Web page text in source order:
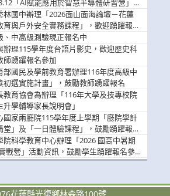
「AI賦能應用於智慧半導體研習營」，
參加
林國中辦理「2026面山面海論壇－花蓮
與戶外安全實務課程」，歡迎踴躍報名
、中高級測驗現正報名中
辦理115學年度台語片影史，歡迎歷史科
師踴躍報名參加
部國民及學前教育署辦理116年度高級中
初選實施計畫」，鼓勵教師踴躍報名
教育協會為辦理「116年大學及技專校院
學輔導家長說明會」
國家兩廳院115學年度上學期「廳院學計
」及「一日體驗課程」，鼓勵踴躍報名
院科學教育中心辦理「2026 國高中暑期
戰營」活動資訊，鼓勵學生踴躍報名參